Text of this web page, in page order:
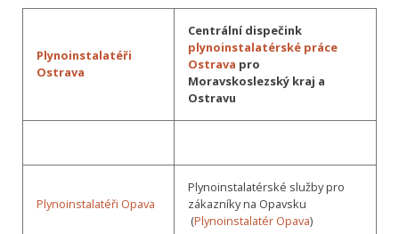
Plynoinstalatéři
Ostrava
Centrální dispečink
plynoinstalatérské práce
Ostrava pro
Moravskoslezský kraj a
Ostravu
Plynoinstalatéři Opava
Plynoinstalatérské služby pro
zákazníky na Opavsku
(Plynoinstalatér Opava)